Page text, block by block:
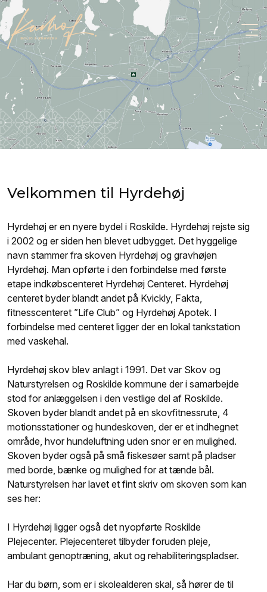
Velkommen til Hyrdehøj
Hyrdehøj er en nyere bydel i Roskilde. Hyrdehøj rejste sig
i 2002 og er siden hen blevet udbygget. Det hyggelige
navn stammer fra skoven Hyrdehøj og gravhøjen
Hyrdehøj. Man opførte i den forbindelse med første
etape indkøbscenteret Hyrdehøj Centeret. Hyrdehøj
centeret byder blandt andet på Kvickly, Fakta,
fitnesscenteret ”Life Club” og Hyrdehøj Apotek. I
forbindelse med centeret ligger der en lokal tankstation
med vaskehal.
Hyrdehøj skov blev anlagt i 1991. Det var Skov og
Naturstyrelsen og Roskilde kommune der i samarbejde
stod for anlæggelsen i den vestlige del af Roskilde.
Skoven byder blandt andet på en skovfitnessrute, 4
motionsstationer og hundeskoven, der er et indhegnet
område, hvor hundeluftning uden snor er en mulighed.
Skoven byder også på små fiskesøer samt på pladser
med borde, bænke og mulighed for at tænde bål.
Naturstyrelsen har lavet et fint skriv om skoven som kan
ses her:
I Hyrdehøj ligger også det nyopførte Roskilde
Plejecenter. Plejecenteret tilbyder foruden pleje,
ambulant genoptræning, akut og rehabiliteringspladser.
Har du børn, som er i skolealderen skal, så hører de til